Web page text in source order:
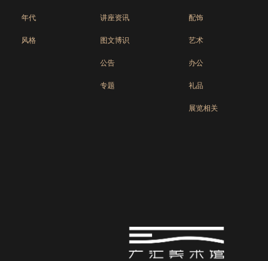
年代
风格
讲座资讯
图文博识
公告
专题
配饰
艺术
办公
礼品
展览相关